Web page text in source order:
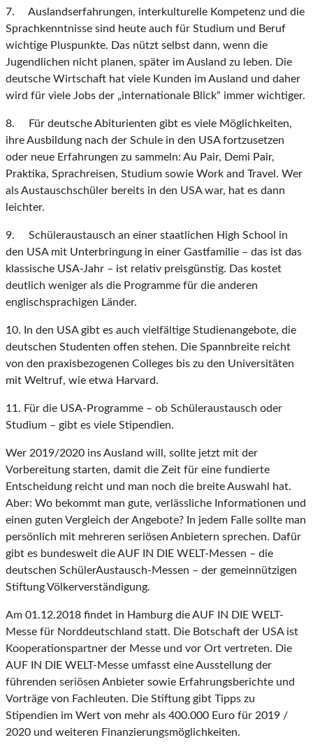
7. Auslandserfahrungen, interkulturelle Kompetenz und die
Sprachkenntnisse sind heute auch für Studium und Beruf
wichtige Pluspunkte. Das nützt selbst dann, wenn die
Jugendlichen nicht planen, später im Ausland zu leben. Die
deutsche Wirtschaft hat viele Kunden im Ausland und daher
wird für viele Jobs der „internationale Blick“ immer wichtiger.
8. Für deutsche Abiturienten gibt es viele Möglichkeiten,
ihre Ausbildung nach der Schule in den USA fortzusetzen
oder neue Erfahrungen zu sammeln: Au Pair, Demi Pair,
Praktika, Sprachreisen, Studium sowie Work and Travel. Wer
als Austauschschüler bereits in den USA war, hat es dann
leichter.
9. Schüleraustausch an einer staatlichen High School in
den USA mit Unterbringung in einer Gastfamilie – das ist das
klassische USA-Jahr – ist relativ preisgünstig. Das kostet
deutlich weniger als die Programme für die anderen
englischsprachigen Länder.
10. In den USA gibt es auch vielfältige Studienangebote, die
deutschen Studenten offen stehen. Die Spannbreite reicht
von den praxisbezogenen Colleges bis zu den Universitäten
mit Weltruf, wie etwa Harvard.
11. Für die USA-Programme – ob Schüleraustausch oder
Studium – gibt es viele Stipendien.
Wer 2019/2020 ins Ausland will, sollte jetzt mit der
Vorbereitung starten, damit die Zeit für eine fundierte
Entscheidung reicht und man noch die breite Auswahl hat.
Aber: Wo bekommt man gute, verlässliche Informationen und
einen guten Vergleich der Angebote? In jedem Falle sollte man
persönlich mit mehreren seriösen Anbietern sprechen. Dafür
gibt es bundesweit die AUF IN DIE WELT-Messen – die
deutschen SchülerAustausch-Messen – der gemeinnützigen
Stiftung Völkerverständigung.
Am 01.12.2018 findet in Hamburg die AUF IN DIE WELT-
Messe für Norddeutschland statt. Die Botschaft der USA ist
Kooperationspartner der Messe und vor Ort vertreten. Die
AUF IN DIE WELT-Messe umfasst eine Ausstellung der
führenden seriösen Anbieter sowie Erfahrungsberichte und
Vorträge von Fachleuten. Die Stiftung gibt Tipps zu
Stipendien im Wert von mehr als 400.000 Euro für 2019 /
2020 und weiteren Finanzierungsmöglichkeiten.